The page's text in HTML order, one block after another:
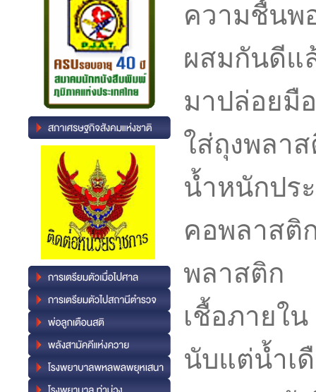
ความชื้นพ
ผสมกันดีแ
มาปล่อยมื
ใส่ถุงพลา
น้ำหนักปร
คอพลาสติ
พลาสติก
เชื้อภายใ
นับแต่น้ำเ